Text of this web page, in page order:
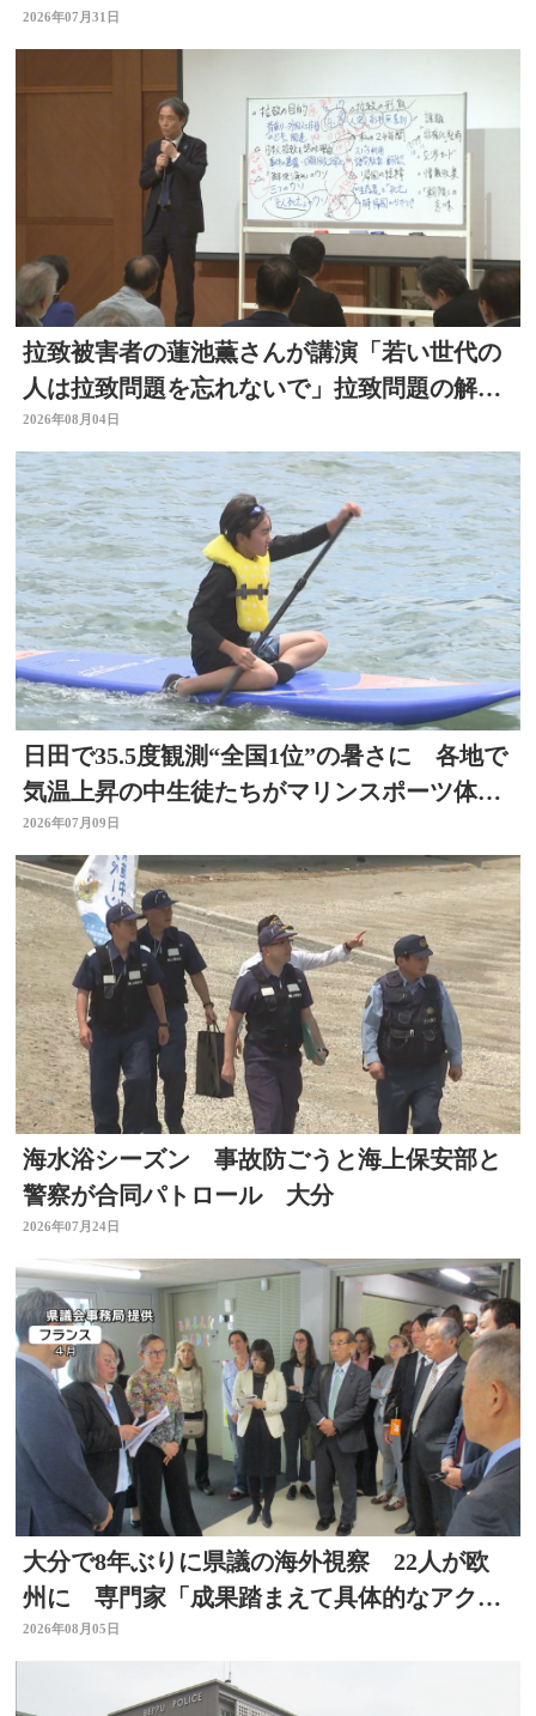
がタッグ 大分
2026年07月31日
拉致被害者の蓮池薫さんが講演「若い世代の
人は拉致問題を忘れないで」拉致問題の解決
訴える
2026年08月04日
日田で35.5度観測“全国1位”の暑さに 各地で
気温上昇の中生徒たちがマリンスポーツ体
験 大分
2026年07月09日
海水浴シーズン 事故防ごうと海上保安部と
警察が合同パトロール 大分
2026年07月24日
大分で8年ぶりに県議の海外視察 22人が欧
州に 専門家「成果踏まえて具体的なアクシ
ョン必要」
2026年08月05日